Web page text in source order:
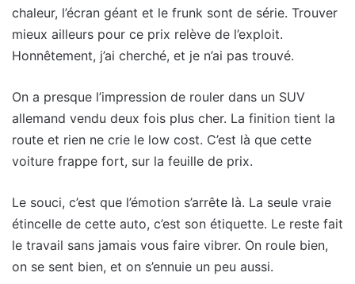
chaleur, l’écran géant et le frunk sont de série. Trouver
mieux ailleurs pour ce prix relève de l’exploit.
Honnêtement, j’ai cherché, et je n’ai pas trouvé.
On a presque l’impression de rouler dans un SUV
allemand vendu deux fois plus cher. La finition tient la
route et rien ne crie le low cost. C’est là que cette
voiture frappe fort, sur la feuille de prix.
Le souci, c’est que l’émotion s’arrête là. La seule vraie
étincelle de cette auto, c’est son étiquette. Le reste fait
le travail sans jamais vous faire vibrer. On roule bien,
on se sent bien, et on s’ennuie un peu aussi.